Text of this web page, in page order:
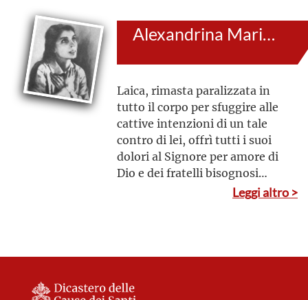
Alexandrina Maria da Costa
Laica, rimasta paralizzata in
tutto il corpo per sfuggire alle
cattive intenzioni di un tale
contro di lei, offrì tutti i suoi
dolori al Signore per amore di
Dio e dei fratelli bisognosi
nella contemplazioneLeggi altro >